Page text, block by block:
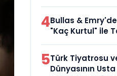
4Bullas &
"Kaç Kurtul" ile
5Türk Tiyatrosu
Dünyasının